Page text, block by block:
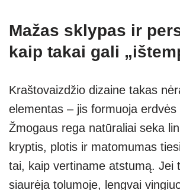
Mažas sklypas ir
kaip takai gali
Kraštovaizdžio dizaine takas
elementas – jis formuoja erdvės
Žmogaus rega natūraliai seka
kryptis, plotis ir matomumas
tai, kaip vertiname atstumą. Jei
siaurėja tolumoje, lengvai